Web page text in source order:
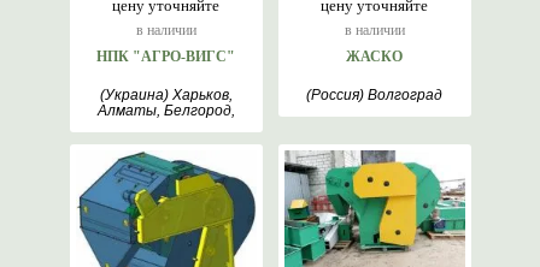
цену уточняйте
в наличии
НПК "АГРО-ВИГС"
(Украина) Харьков,
Алматы, Белгород,
цену уточняйте
в наличии
ЖАСКО
(Россия) Волгоград